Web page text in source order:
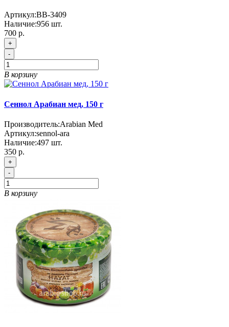
Артикул:BB-3409
Наличие:956 шт.
700 р.
+
-
В корзину
Сеннол Арабиан мед, 150 г
Производитель:Arabian Med
Артикул:sennol-ara
Наличие:497 шт.
350 р.
+
-
В корзину